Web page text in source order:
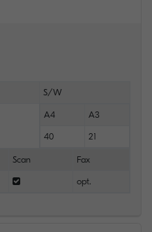
S/W
A4 A3
40 21
Scan Fax
opt.